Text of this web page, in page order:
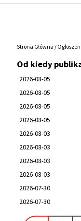
menu
serwisu
Ścieżka
Strona Główna
Od kiedy
2026-08-05
2026-08-05
2026-08-05
2026-08-05
2026-08-03
2026-08-03
2026-08-03
2026-08-03
2026-07-30
2026-07-30